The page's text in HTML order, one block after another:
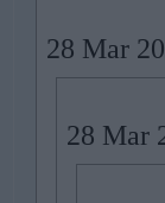
28 Mar
28 Mar